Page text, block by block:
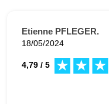
Etienne PFLEGER.
18/05/2024
4,79 / 5